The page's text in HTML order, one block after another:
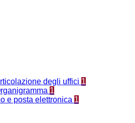
degli uffici 1
1
e posta elettronica 1